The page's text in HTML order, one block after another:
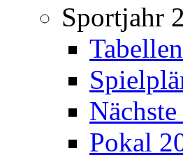
Sportjahr
Pokal